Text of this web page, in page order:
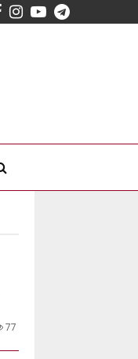
Facebook
Instagram
YoutubeTelegram
77